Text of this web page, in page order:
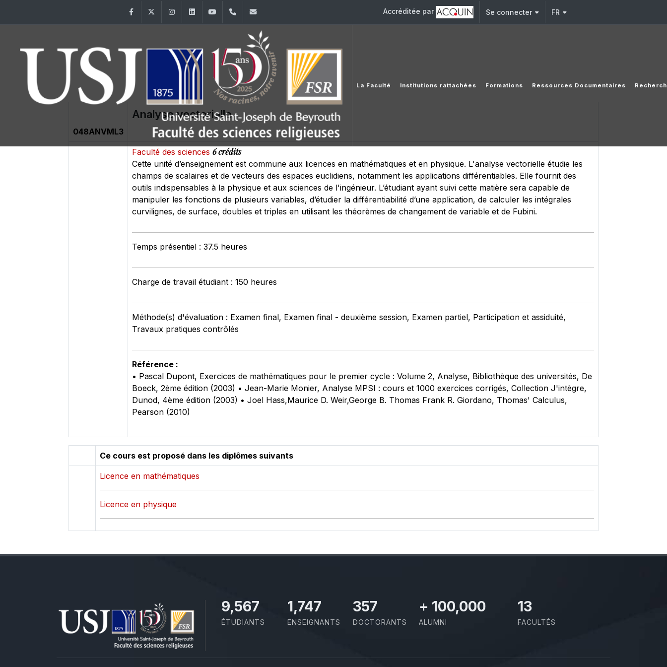
FacebookTwitter InstagramLinkedInYouTube+961 (1) 421 586 Accréditée par Se connecter FR
La Faculté Institutions rattachées Formations Ressources Documentaires
048ANVML3
Analyse vectorielle
Faculté des sciences 6 crédits
Cette unité d’enseignement est commune aux licences en mathématiques et en physique. L'analyse vectorielle étudie les
champs de scalaires et de vecteurs des espaces euclidiens, notamment les applications différentiables. Elle fournit des
outils indispensables à la physique et aux sciences de l'ingénieur. L’étudiant ayant suivi cette matière sera capable de
manipuler les fonctions de plusieurs variables, d’étudier la différentiabilité d’une application, de calculer les intégrales
curvilignes, de surface, doubles et triples en utilisant les théorèmes de changement de variable et de Fubini.
Temps présentiel : 37.5 heures
Charge de travail étudiant : 150 heures
Méthode(s) d'évaluation : Examen final, Examen final - deuxième session, Examen partiel, Participation et assiduité,
Travaux pratiques contrôlés
Référence :
• Pascal Dupont, Exercices de mathématiques pour le premier cycle : Volume 2, Analyse, Bibliothèque des universités, De
Boeck, 2ème édition (2003) • Jean-Marie Monier, Analyse MPSI : cours et 1000 exercices corrigés, Collection J'intègre,
Dunod, 4ème édition (2003) • Joel Hass,Maurice D. Weir,George B. Thomas Frank R. Giordano, Thomas' Calculus,
Pearson (2010)
Ce cours est proposé dans les diplômes suivants
Licence en mathématiques
Licence en physique
10,493
ÉTUDIANTS
1,917
ENSEIGNANTS
391
DOCTORANTS
+ 100,000
ALUMNI
13
FACULTÉS